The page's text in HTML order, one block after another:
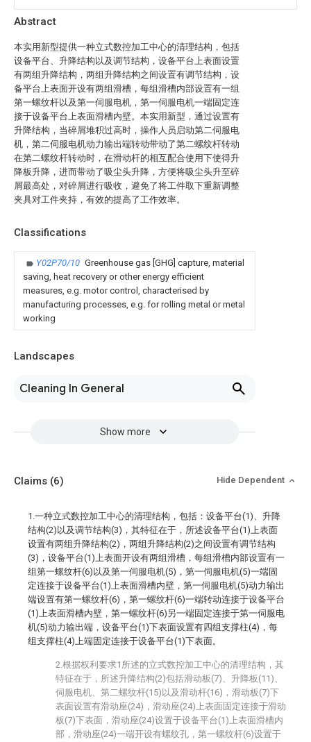
Abstract
本实用新型提供一种立式数控加工中心的清理结构，包括
设备平台、升降结构以及调节结构，设备平台上表面设置
有两组升降结构，两组升降结构之间设置有调节结构，设
备平台上表面开设有两组滑槽，每组滑槽内部设置有一组
第一螺纹杆以及第一伺服电机，第一伺服电机一端固定连
接于设备平台上表面滑槽内壁。本实用新型，通过设置有
升降结构，当碎屑堆积过高时，操作人员启动第二伺服电
机，第二伺服电机动力输出端转动带动了第二螺纹杆转动
在第二螺纹杆转动时，在滑动杆的相互配合使用下使得升
降板升降，进而带动了吸尘头升降，方便将吸尘头升至碎
屑最高处，对碎屑进行吸收，避免了将工件取下重新调整
夹具对工件夹持，有效的提高了工作效率。
Classifications
Y02P70/10 Greenhouse gas [GHG] capture, material
saving, heat recovery or other energy efficient
measures, e.g. motor control, characterised by
manufacturing processes, e.g. for rolling metal or metal
working
Landscapes
Cleaning In General
Show more
Claims (6) Hide Dependent
1.一种立式数控加工中心的清理结构，包括：设备平台(1)、升降
结构(2)以及调节结构(3)，其特征在于，所述设备平台(1)上表面
设置有两组升降结构(2)，两组升降结构(2)之间设置有调节结构
(3)，设备平台(1)上表面开设有两组滑槽，每组滑槽内部设置有一
组第一螺纹杆(6)以及第一伺服电机(5)，第一伺服电机(5)一端固
定连接于设备平台(1)上表面滑槽内壁，第一伺服电机(5)动力输出
端设置有第一螺纹杆(6)，第一螺纹杆(6)一端转动连接于设备平台
(1)上表面滑槽内壁，第一螺纹杆(6)另一端固定连接于第一伺服电
机(5)动力输出端，设备平台(1)下表面设置有四组支撑柱(4)，每
组支撑柱(4)上端固定连接于设备平台(1)下表面。
2.根据权利要求1所述的立式数控加工中心的清理结构，其
特征在于，所述升降结构(2)包括滑动板(7)、升降板(11)、
伺服电机、第二螺纹杆(15)以及滑动杆(16)，滑动板(7)下
表面设置有滑动座(24)，滑动座(24)上表面固定连接于滑动
板(7)下表面，滑动座(24)设置于设备平台(1)上表面滑槽内
部，滑动座(24)一端开设有螺纹孔，第一螺纹杆(6)设置于